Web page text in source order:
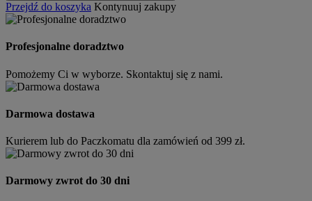
Przejdź do koszyka Kontynuuj zakupy
Profesjonalne doradztwo
Pomożemy Ci w wyborze. Skontaktuj się z nami.
Darmowa dostawa
Kurierem lub do Paczkomatu dla zamówień od 399 zł.
Darmowy zwrot do 30 dni